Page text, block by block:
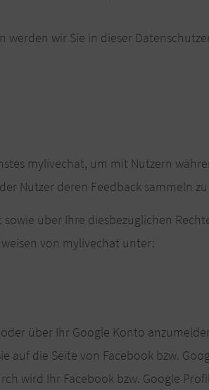
werden wir Sie in dieser
mylivechat, um mit Nutzern
Nutzer deren Feedback sammeln
über Ihre diesbezüglichen
von mylivechat unter:
über Ihr Google Konto
auf die Seite von Facebook bzw.
wird Ihr Facebook bzw. Google